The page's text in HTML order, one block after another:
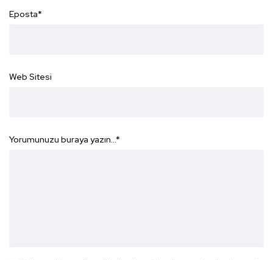
Eposta*
Web Sitesi
Yorumunuzu buraya yazın...*